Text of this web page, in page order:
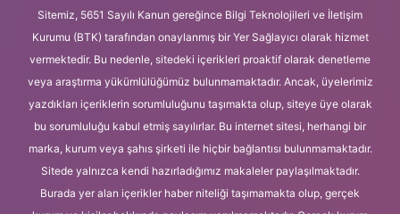
Sitemiz, 5651 Sayılı Kanun gereğince Bilgi Teknolojileri ve İletişim
Kurumu (BTK) tarafından onaylanmış bir Yer Sağlayıcı olarak hizmet
vermektedir. Bu nedenle, sitedeki içerikleri proaktif olarak denetleme
veya araştırma yükümlülüğümüz bulunmamaktadır. Ancak, üyelerimiz
yazdıkları içeriklerin sorumluluğunu taşımakta olup, siteye üye olarak
bu sorumluluğu kabul etmiş sayılırlar. Bu internet sitesi, herhangi bir
marka, kurum veya şahıs şirketi ile hiçbir bağlantısı bulunmamaktadır.
Sitede yalnızca kendi hazırladığımız makaleler paylaşılmaktadır.
Burada yer alan içerikler haber niteliği taşımamakta olup, gerçek